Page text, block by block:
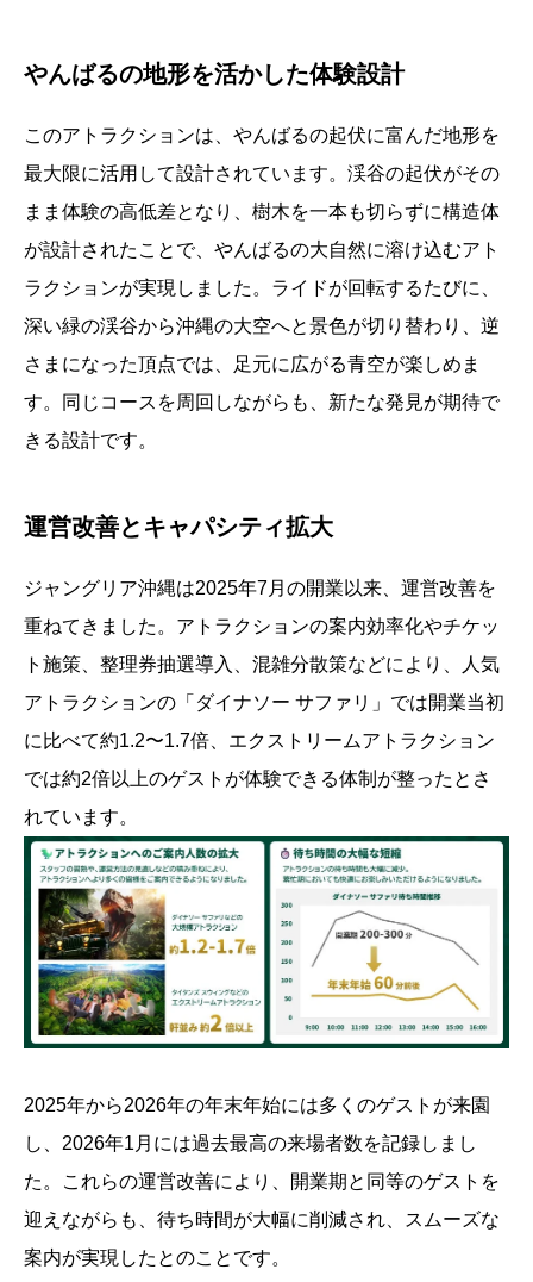
やんばるの地形を活かした体験設計
このアトラクションは、やんばるの起伏に富んだ地形を
最大限に活用して設計されています。渓谷の起伏がその
まま体験の高低差となり、樹木を一本も切らずに構造体
が設計されたことで、やんばるの大自然に溶け込むアト
ラクションが実現しました。ライドが回転するたびに、
深い緑の渓谷から沖縄の大空へと景色が切り替わり、逆
さまになった頂点では、足元に広がる青空が楽しめま
す。同じコースを周回しながらも、新たな発見が期待で
きる設計です。
運営改善とキャパシティ拡大
ジャングリア沖縄は2025年7月の開業以来、運営改善を
重ねてきました。アトラクションの案内効率化やチケッ
ト施策、整理券抽選導入、混雑分散策などにより、人気
アトラクションの「ダイナソー サファリ」では開業当初
に比べて約1.2〜1.7倍、エクストリームアトラクション
では約2倍以上のゲストが体験できる体制が整ったとさ
れています。
2025年から2026年の年末年始には多くのゲストが来園
し、2026年1月には過去最高の来場者数を記録しまし
た。これらの運営改善により、開業期と同等のゲストを
迎えながらも、待ち時間が大幅に削減され、スムーズな
案内が実現したとのことです。